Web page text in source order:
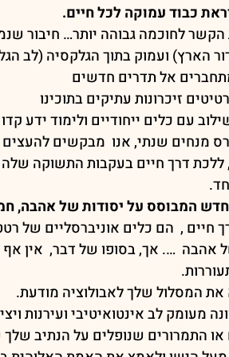
כבוד עמוקה לכל חיים.
הקשר לחוכמה גבוהה יותר… חיבור
הארץ) ועמוק בתוך הגלקסיה (לב
אל תדרים חדשים
זיכרונות עתיקים בתוכינו
עם כלים ייחודיים ולימוד ידע
מנחים שנתי, אנו  מבקשים
דרך חיים בעקבות התשוקה
חדש המבוסס על יסודות של אהבה,
חיים ,  הם כלים אוניברסליים של
אהבה  …. אך, בסופו של דבר,  אין
המסלול שלך לאבולוציה מודעת.
מעומק לב אינטואיטיבי ועירנות
או התמרורים שנופלים על הנתיב שלך